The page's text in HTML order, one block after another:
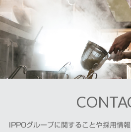
IPPOグループに関することや採用情